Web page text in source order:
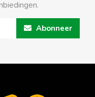
Abonneer